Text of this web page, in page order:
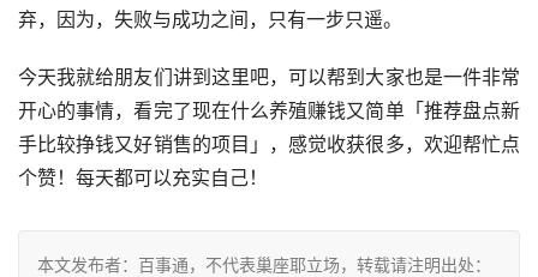
弃，因为，失败与成功之间，只有一步只遥。
今天我就给朋友们讲到这里吧，可以帮到大家也是一件非常
开心的事情，看完了现在什么养殖赚钱又简单「推荐盘点新
手比较挣钱又好销售的项目」，感觉收获很多，欢迎帮忙点
个赞！每天都可以充实自己！
本文发布者：百事通，不代表巢座耶立场，转载请注明出处：